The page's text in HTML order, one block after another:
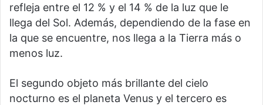
refleja entre el 12 % y el 14 % de la luz que le
llega del Sol. Además, dependiendo de la fase en
la que se encuentre, nos llega a la Tierra más o
menos luz.
El segundo objeto más brillante del cielo
nocturno es el planeta Venus y el tercero es